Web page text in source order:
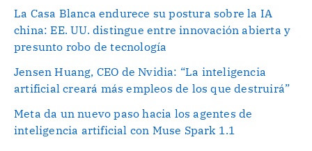
La Casa Blanca endurece su postura sobre la IA
china: EE. UU. distingue entre innovación abierta y
presunto robo de tecnología
Jensen Huang, CEO de Nvidia: “La inteligencia
artificial creará más empleos de los que destruirá”
Meta da un nuevo paso hacia los agentes de
inteligencia artificial con Muse Spark 1.1